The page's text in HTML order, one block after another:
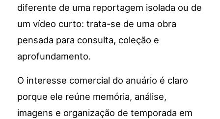
diferente de uma reportagem isolada ou de
um vídeo curto: trata-se de uma obra
pensada para consulta, coleção e
aprofundamento.
O interesse comercial do anuário é claro
porque ele reúne memória, análise,
imagens e organização de temporada em